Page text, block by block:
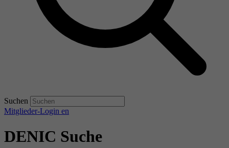
Suchen
Mitglieder-Login en
DENIC Suche